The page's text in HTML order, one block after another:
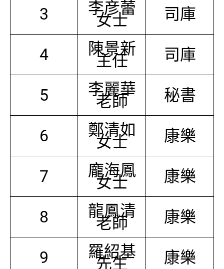
3 李彦蕾
女士 司庫
4 陳景新
主任 司庫
5 李麗華
老師 秘書
6 鄭清如
女士 康樂
7 龐海鳳
女士 康樂
8 龍鳳清
老師 康樂
9 羅紹基
先生 康樂